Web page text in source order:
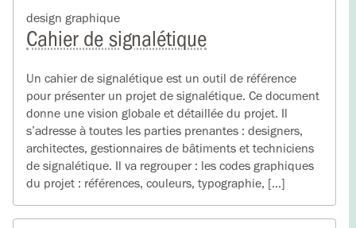
design graphique
Cahier de signalétique
Un cahier de signalétique est un outil de référence
pour présenter un projet de signalétique. Ce document
donne une vision globale et détaillée du projet. Il
s’adresse à toutes les parties prenantes : designers,
architectes, gestionnaires de bâtiments et techniciens
de signalétique. Il va regrouper : les codes graphiques
du projet : références, couleurs, typographie, […]